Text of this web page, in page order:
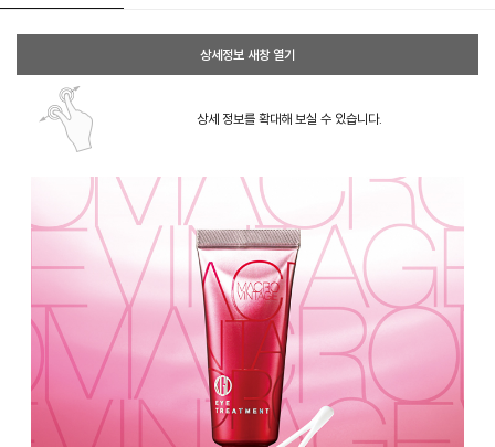
상세정보 새창 열기
상세 정보를 확대해 보실 수 있습니다.